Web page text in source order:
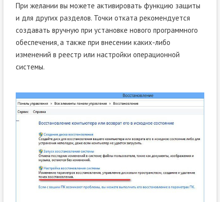
При желании вы можете активировать функцию защиты
и для других разделов. Точки отката рекомендуется
создавать вручную при установке нового программного
обеспечения, а также при внесении каких-либо
изменений в реестр или настройки операционной
системы.